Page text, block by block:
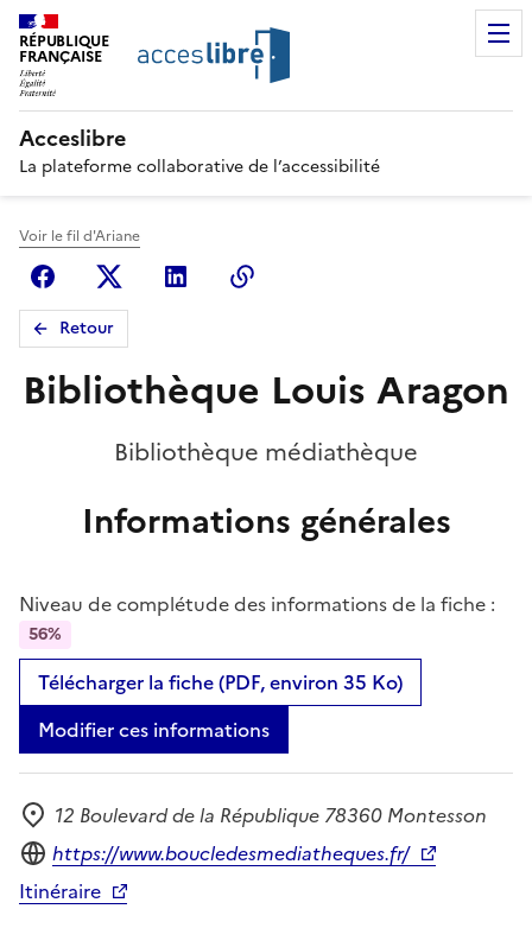
RÉPUBLIQUE
FRANÇAISE
Acceslibre
La plateforme collaborative de l’accessibilité
Voir le fil d'Ariane
FacebookX (anciennement Twitter)
Linkedin
Retour
Bibliothèque Louis Aragon
Bibliothèque médiathèque
Informations générales
Niveau de complétude des informations de la fiche :
56%
Télécharger la fiche (PDF, environ 35 Ko)
Modifier ces informations
Adresse
12 Boulevard de la République 78360 Montesson
Site internet
https://www.boucledesmediatheques.fr/
Itinéraire